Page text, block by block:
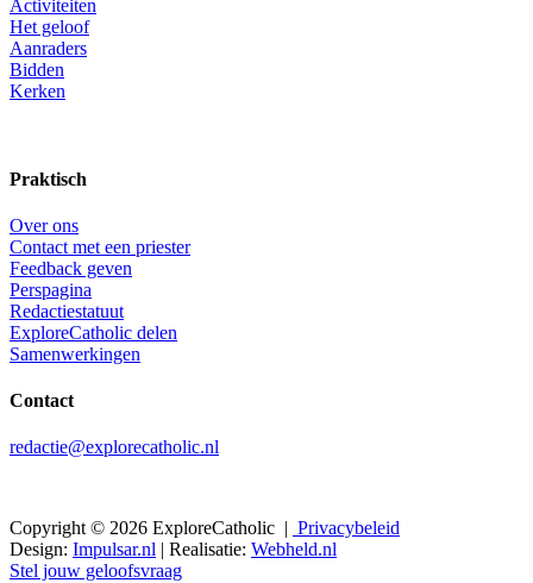
Activiteiten
Het geloof
Aanraders
Bidden
Kerken
Praktisch
Over ons
Contact met een priester
Feedback geven
Perspagina
Redactiestatuut
ExploreCatholic delen
Samenwerkingen
Contact
redactie@explorecatholic.nl
Copyright © 2026 ExploreCatholic | Privacybeleid
Design: Impulsar.nl | Realisatie: Webheld.nl
Stel jouw geloofsvraag